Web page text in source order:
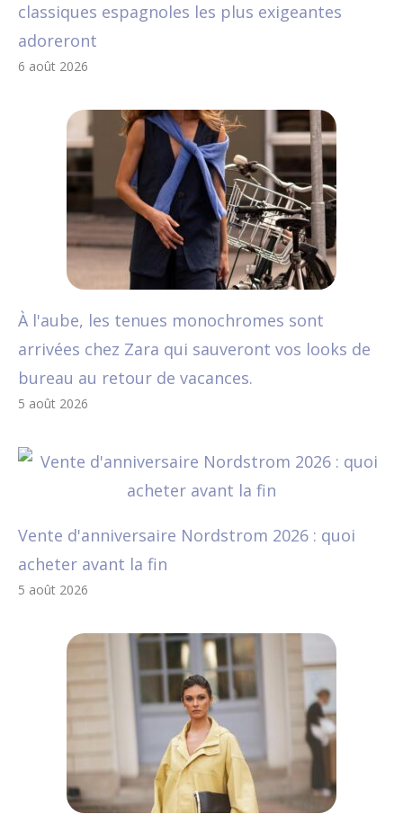
classiques espagnoles les plus exigeantes
adoreront
6 août 2026
À l'aube, les tenues monochromes sont
arrivées chez Zara qui sauveront vos looks de
bureau au retour de vacances.
5 août 2026
Vente d'anniversaire Nordstrom 2026 : quoi
acheter avant la fin
5 août 2026